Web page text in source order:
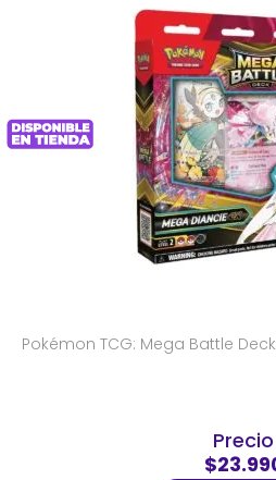
Pokémon TCG: Mega Battle
Precio